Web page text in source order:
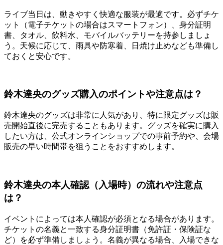
ライブ当日は、動きやすく快適な服装が最適です。必ずチケ
ット（電子チケットの場合はスマートフォン）、身分証明
書、タオル、飲料水、モバイルバッテリーを持参しましょ
う。天候に応じて、雨具や防寒着、日焼け止めなども準備し
ておくと安心です。
鈴木達央のグッズ購入のポイントや注意点は？
鈴木達央のグッズは非常に人気があり、特に限定グッズは販
売開始直後に完売することもあります。グッズを確実に購入
したい方は、公式オンラインショップでの事前予約や、会場
販売の早い時間帯を狙うことをおすすめします。
鈴木達央の本人確認（入場時）の流れや注意点
は？
イベントによっては本人確認が必須となる場合があります。
チケットの名義と一致する身分証明書（免許証・保険証な
ど）を必ず準備しましょう。名義が異なる場合、入場できな